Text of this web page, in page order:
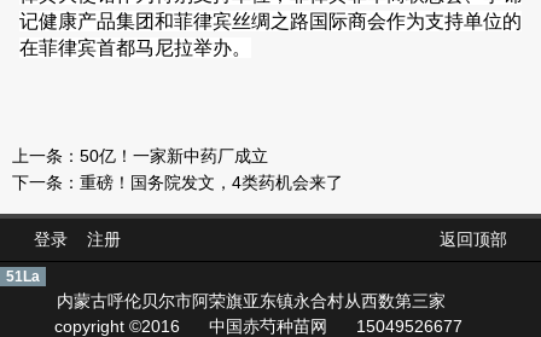
记健康产品集团和菲律宾丝绸之路国际商会作为支持单位的
在菲律宾首都马尼拉举办。
上一条： 50亿！一家新中药厂成立
下一条： 重磅！国务院发文，4类药机会来了
登录 注册 返回顶部
51La
内蒙古呼伦贝尔市阿荣旗亚东镇永合村从西数第三家
copyright ©2016
中国赤芍种苗网 15049526677